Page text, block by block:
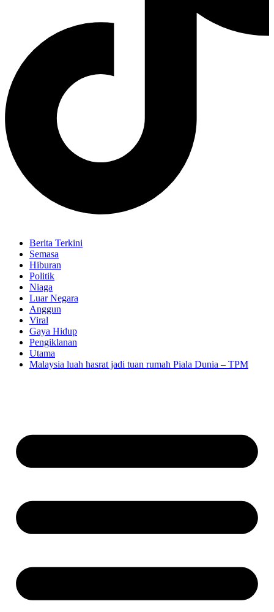
Berita Terkini
Semasa
Hiburan
Politik
Niaga
Luar Negara
Anggun
Viral
Gaya Hidup
Pengiklanan
Utama
Malaysia luah hasrat jadi tuan rumah Piala Dunia – TPM